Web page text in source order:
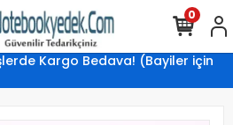
Kargo Bedava! (Bayiler için
0